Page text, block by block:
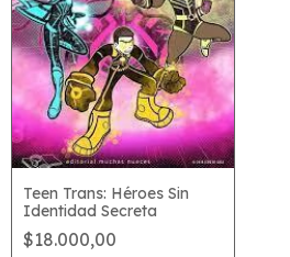
Teen Trans: Héroes Sin
Identidad Secreta
$18.000,00